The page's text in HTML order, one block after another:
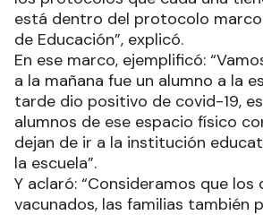
está dentro del protocolo
de Educación”, explicó.
En ese marco, ejemplificó:
a la mañana fue un alumno a la
tarde dio positivo de covid-19,
alumnos de ese espacio físico
dejan de ir a la institución
la escuela”.
Y aclaró: “Consideramos que
vacunados, las familias también